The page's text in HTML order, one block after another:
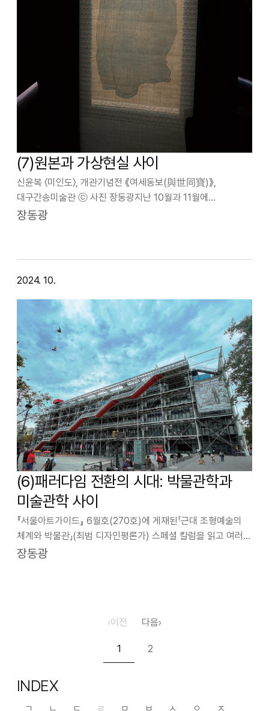
(7)원본과 가상현실 사이
신윤복 〈미인도〉, 개관기념전 《여세동보(與世同寶)》,
대구간송미술관 ⓒ 사진 장동광지난 10월과 11월에
대구간송미술관과 동대문디자인플라자(DDP)에서 열리고
장동광
2024. 10.
(6)패러다임 전환의 시대: 박물관학과
미술관학 사이
『서울아트가이드』 6월호(270호)에 게재된「근대 조형예술의
체계와 박물관」(최범 디자인평론가) 스페셜 칼럼을 읽고 여러
상념이 들었다. 미술에 있어서 근대와 현대에 관한 개념에
장동광
‹이전
1 2
다음›
INDEX
ㄱ ㄴ ㄷ ㄹ ㅁ ㅂ ㅅ ㅇ ㅈ